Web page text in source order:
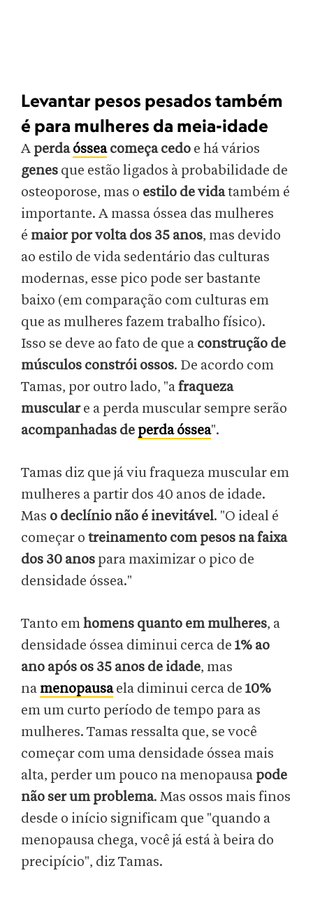
Levantar pesos pesados também
é para mulheres da meia-idade
A perdaósseacomeça cedo e há vários
genes que estão ligados à probabilidade de
osteoporose, mas o estilo de vidatambém é
importante. A massa óssea das mulheres
é maior por volta dos 35 anos, mas devido
ao estilo de vida sedentário das culturas
modernas, esse pico pode ser bastante
baixo (em comparação com culturas em
que as mulheres fazem trabalho físico).
Isso se deve ao fato de que a construção de
músculos constrói ossos. De acordo com
Tamas, por outro lado, "afraqueza
musculare a perda muscular sempre serão
acompanhadas de perda óssea".
Tamas diz que já viu fraqueza muscular em
mulheres a partir dos 40 anos de idade.
Mas o declínio não é inevitável. "O ideal é
começar o treinamento com pesos na faixa
dos 30 anos para maximizar o pico de
densidade óssea."
Tanto emhomens quanto em mulheres, a
densidade óssea diminui cerca de 1% ao
ano após os 35 anos de idade, mas
na menopausaela diminui cerca de 10%
em um curto período de tempo para as
mulheres. Tamas ressalta que, se você
começar com uma densidade óssea mais
alta, perder um pouco na menopausa pode
não ser um problema. Mas ossos mais finos
desde o início significam que "quando a
menopausa chega, você já está à beira do
precipício", diz Tamas.